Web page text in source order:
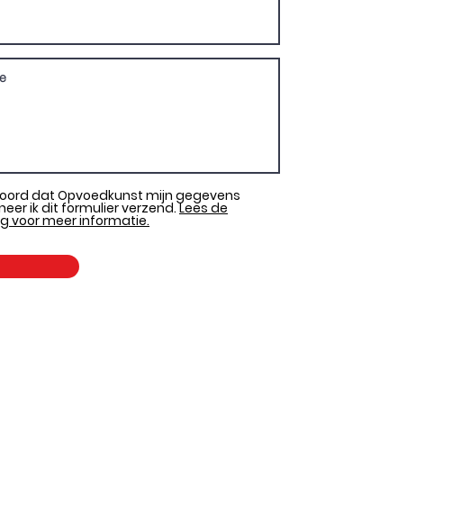
dat Opvoedkunst mijn gegevens
ik dit formulier verzend. Lees de
voor meer informatie.